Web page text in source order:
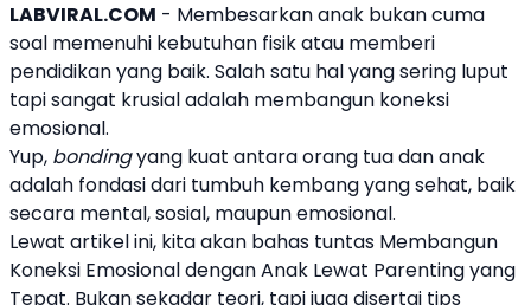
LABVIRAL.COM - Membesarkan anak bukan cuma
soal memenuhi kebutuhan fisik atau memberi
pendidikan yang baik. Salah satu hal yang sering luput
tapi sangat krusial adalah membangun koneksi
emosional.
Yup, bondingyang kuat antara orang tua dan anak
adalah fondasi dari tumbuh kembang yang sehat, baik
secara mental, sosial, maupun emosional.
Lewat artikel ini, kita akan bahas tuntas Membangun
Koneksi Emosional dengan Anak Lewat Parenting yang
Tepat. Bukan sekadar teori, tapi juga disertai tips